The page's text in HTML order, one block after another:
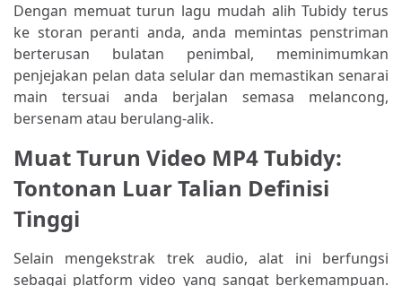
Dengan memuat turun lagu mudah alih Tubidy terus
ke storan peranti anda, anda memintas penstriman
berterusan bulatan penimbal, meminimumkan
penjejakan pelan data selular dan memastikan senarai
main tersuai anda berjalan semasa melancong,
bersenam atau berulang-alik.
Muat Turun Video MP4 Tubidy:
Tontonan Luar Talian Definisi
Tinggi
Selain mengekstrak trek audio, alat ini berfungsi
sebagai platform video yang sangat berkemampuan.